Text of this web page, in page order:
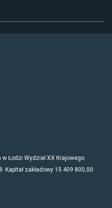
Łodzi Wydział XX Krajowego
Kapitał zakładowy 15 409 800,00